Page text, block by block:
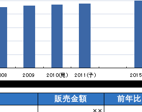
販売金額
前年比